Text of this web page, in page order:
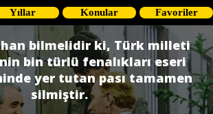
Yıllar Konular Favoriler
bilmelidir ki, Türk milleti
bin türlü fenalıkları eseri
yer tutan pası tamamen
silmiştir.